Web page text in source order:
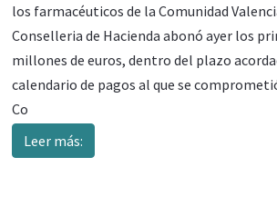
los farmacéuticos de la Comunidad
Conselleria de Hacienda abonó ayer los
millones de euros, dentro del plazo
calendario de pagos al que se
Co
Leer más: